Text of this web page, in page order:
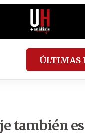
ÚLTIMAS
también